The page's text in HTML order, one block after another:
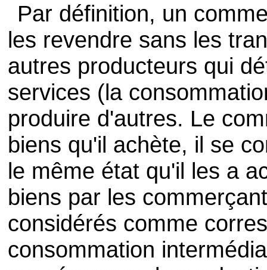
Par définition, un
les revendre sans les
autres producteurs qui
services (la
produire d'autres. Le
biens qu'il achète, il se
le même état qu'il les a
biens par les
considérés comme
consommation